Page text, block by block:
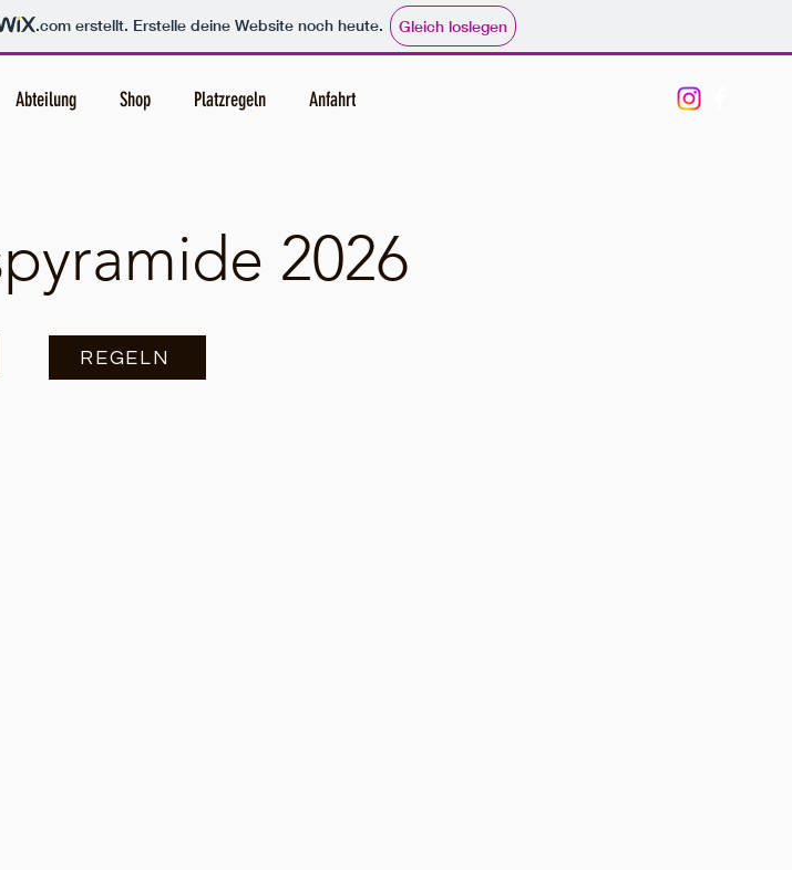
.com erstellt. Erstelle deine Website noch heute. Gleich loslegen
Abteilung Shop Platzregeln Anfahrt
2026
REGELN